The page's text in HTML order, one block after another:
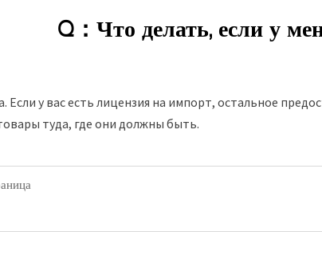
Q：Что делать, если у
Если у вас есть лицензия на импорт, остальное
туда, где они должны быть.